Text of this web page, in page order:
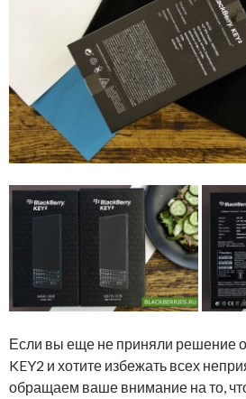
Если вы еще не приняли решение
KEY2 и хотите избежать всех
обращаем ваше внимание на то,